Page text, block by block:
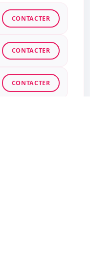
CONTACTER
CONTACTER
CONTACTER